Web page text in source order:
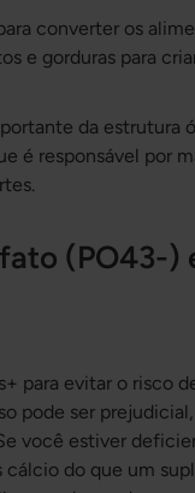
converter os
e gorduras para
da estrutura
é responsável por
(PO43-)
para evitar o risco
pode ser
você estiver
do que um